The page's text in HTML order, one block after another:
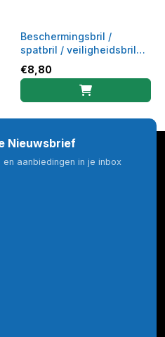
Beschermingsbril /
spatbril / veiligheidsbril
gekleurd montuur
€8,80
Nieuwsbrief
aanbiedingen in je inbox